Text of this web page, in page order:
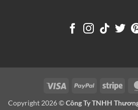
Visa PayPal
Copyright 2026 ©Công Ty TNHH